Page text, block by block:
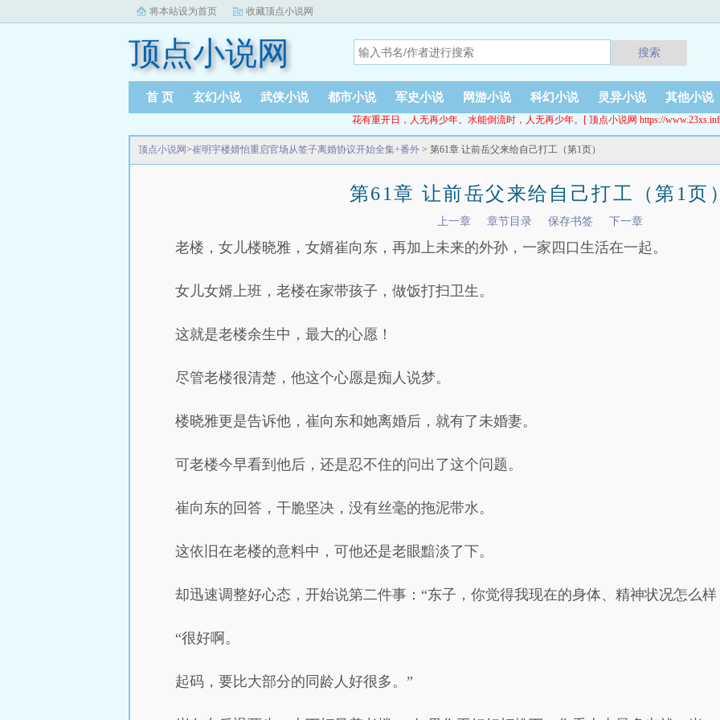
将本站设为首页 收藏顶点小说网
顶点小说网 搜索
首 页 玄幻小说 武侠小说 都市小说 军史小说 网游小说 科幻小说 灵异小说 其他小说
花有重开日，人无再少年。水能倒流时，人无再少年。[ 顶点小说网 https://
顶点小说网>崔明宇楼婧怡重启官场从签子离婚协议开始全集+番外 > 第61章 让前岳父来给自己打工（第1页）
第61章 让前岳父来给自己打工（第1页
上一章 章节目录 保存书签 下一章
老楼，女儿楼晓雅，女婿崔向东，再加上未来的外孙，一家四口生活在一起。
女儿女婿上班，老楼在家带孩子，做饭打扫卫生。
这就是老楼余生中，最大的心愿！
尽管老楼很清楚，他这个心愿是痴人说梦。
楼晓雅更是告诉他，崔向东和她离婚后，就有了未婚妻。
可老楼今早看到他后，还是忍不住的问出了这个问题。
崔向东的回答，干脆坚决，没有丝毫的拖泥带水。
这依旧在老楼的意料中，可他还是老眼黯淡了下。
却迅速调整好心态，开始说第二件事：“东子，你觉得我现在的身体、精神状况怎么样
“很好啊。
起码，要比大部分的同龄人好很多。”